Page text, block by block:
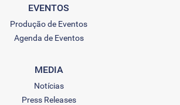
EVENTOS
Produção de Eventos
Agenda de Eventos
MEDIA
Notícias
Press Releases